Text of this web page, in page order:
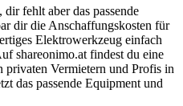
fehlt aber das passende
dir die Anschaffungskosten für
Elektrowerkzeug einfach
shareonimo.at findest du eine
privaten Vermietern und Profis in
das passende Equipment und